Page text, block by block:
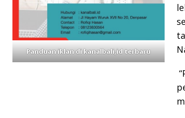
Panduan iklan di kanalbali,id terbaru